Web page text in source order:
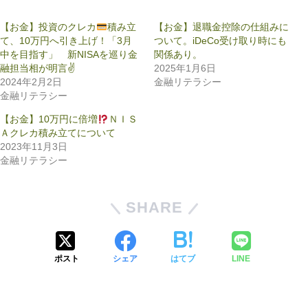
【お金】投資のクレカ
積み立
て、10万円へ引き上げ！「3月
中を目指す」 新NISAを巡り金
融担当相が明言✌
2024年2月2日
金融リテラシー
【お金】退職金控除の仕組みに
ついて。iDeCo受け取り時にも
関係あり。
2025年1月6日
金融リテラシー
【お金】10万円に倍増
ＮＩＳ
Ａクレカ積み立てについて
2023年11月3日
金融リテラシー
SHARE
ポスト シェア はてブ LINE